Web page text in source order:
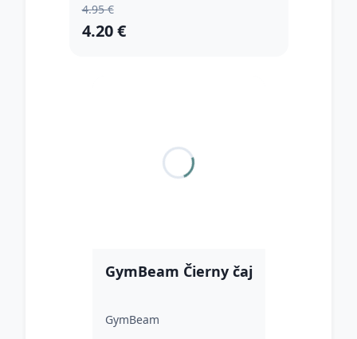
4.95 €
4.20 €
GymBeam Čierny čaj
GymBeam